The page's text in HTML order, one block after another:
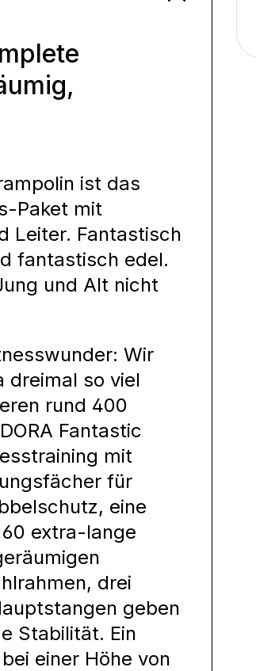
ist das
Paket mit
Leiter. Fantastisch
fantastisch edel.
und Alt nicht
Wir
dreimal so viel
rund 400
Fantastic
mit
für
eine
extra-lange
drei
geben
Stabilität. Ein
einer Höhe von